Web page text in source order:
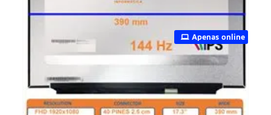
Apenas online